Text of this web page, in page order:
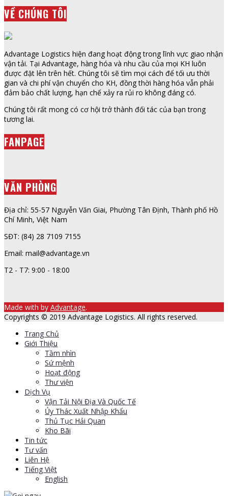
VỀ CHÚNG TÔI
Advantage Logistics hiện đang hoạt động trong lĩnh vực giao nhận
vận tải. Tại Advantage, hàng hóa và nhu cầu của mọi KH luôn
được đặt lên trên hết. Chúng tôi sẽ tìm mọi cách để tối ưu thời
gian và chi phí vận chuyển cho KH, đồng thời hàng hóa vẫn phải
đảm bảo chất lượng, hạn chế xảy ra rủi ro không đáng có.
Chúng tôi rất mong có cơ hội trở thành đối tác của bạn trong
tương lai.
FANPAGE
VĂN PHÒNG
Địa chỉ: 55-57 Nguyễn Văn Giai, Phường Tân Định, Thành phố Hồ
Chí Minh, Việt Nam
SĐT: (84) 28 7109 7155
Email: mail@advantage.vn
T2 - T7: 9:00 - 18:00
Made with by Advantage.
Copyrights © 2019 Advantage Logistics. All rights reserved.
Trang Chủ
Giới Thiệu
Tầm nhìn
Sứ mệnh
Hoạt động
Thư viện
Dịch Vụ
Vận Tải Nội Địa Và Quốc Tế
Ủy Thác Xuất Nhập Khẩu
Thủ Tục Hải Quan
Kho Bãi
Tin tức
Tư vấn
Liên Hệ
Tiếng Việt
English